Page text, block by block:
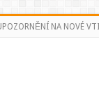
NA NOVÉ